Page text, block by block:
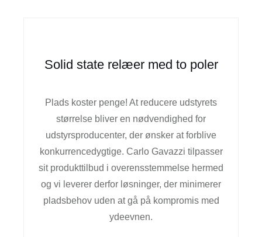
Solid state relæer med to poler
Plads koster penge! At reducere udstyrets
størrelse bliver en nødvendighed for
udstyrsproducenter, der ønsker at forblive
konkurrencedygtige. Carlo Gavazzi tilpasser
sit produkttilbud i overensstemmelse hermed
og vi leverer derfor løsninger, der minimerer
pladsbehov uden at gå på kompromis med
ydeevnen.